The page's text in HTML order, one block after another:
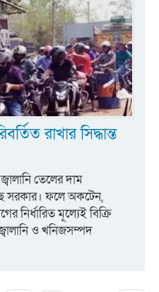
রাখার সিদ্ধান্ত
তেলের দাম
সরকার। ফলে অকটেন,
নির্ধারিত মূল্যেই বিক্রি
ও খনিজসম্পদ